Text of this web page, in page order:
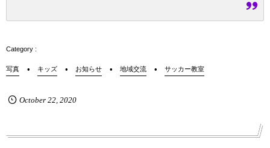
写真 キッズ お知らせ 地域交流 サッカー教室
October 22, 2020